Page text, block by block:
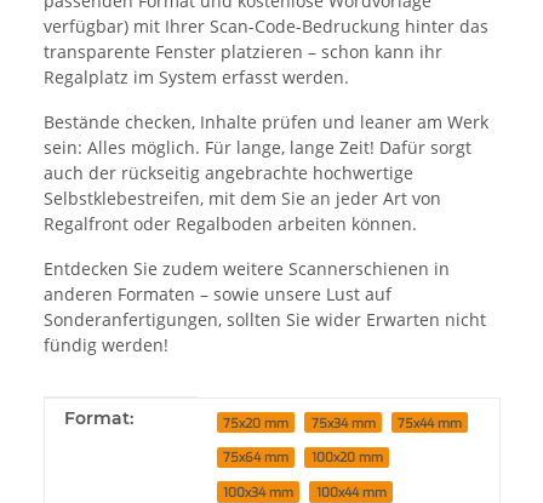
verfügbar) mit Ihrer Scan-Code-Bedruckung hinter das
transparente Fenster platzieren – schon kann ihr
Regalplatz im System erfasst werden.
Bestände checken, Inhalte prüfen und leaner am Werk
sein: Alles möglich. Für lange, lange Zeit! Dafür sorgt
auch der rückseitig angebrachte hochwertige
Selbstklebestreifen, mit dem Sie an jeder Art von
Regalfront oder Regalboden arbeiten können.
Entdecken Sie zudem weitere Scannerschienen in
anderen Formaten – sowie unsere Lust auf
Sonderanfertigungen, sollten Sie wider Erwarten nicht
fündig werden!
Produkteigenschaft
Wert
Format: 75x20 mm 75x34 mm 75x44 mm
75x64 mm 100x20 mm
100x34 mm 100x44 mm